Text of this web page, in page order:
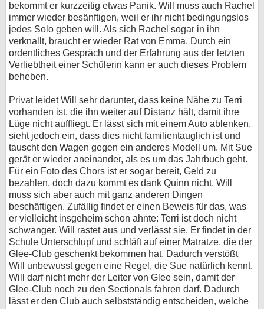
bekommt er kurzzeitig etwas Panik. Will muss auch Rachel
immer wieder besänftigen, weil er ihr nicht bedingungslos
jedes Solo geben will. Als sich Rachel sogar in ihn
verknallt, braucht er wieder Rat von Emma. Durch ein
ordentliches Gespräch und der Erfahrung aus der letzten
Verliebtheit einer Schülerin kann er auch dieses Problem
beheben.
Privat leidet Will sehr darunter, dass keine Nähe zu Terri
vorhanden ist, die ihn weiter auf Distanz hält, damit ihre
Lüge nicht auffliegt. Er lässt sich mit einem Auto ablenken,
sieht jedoch ein, dass dies nicht familientauglich ist und
tauscht den Wagen gegen ein anderes Modell um. Mit Sue
gerät er wieder aneinander, als es um das Jahrbuch geht.
Für ein Foto des Chors ist er sogar bereit, Geld zu
bezahlen, doch dazu kommt es dank Quinn nicht. Will
muss sich aber auch mit ganz anderen Dingen
beschäftigen. Zufällig findet er einen Beweis für das, was
er vielleicht insgeheim schon ahnte: Terri ist doch nicht
schwanger. Will rastet aus und verlässt sie. Er findet in der
Schule Unterschlupf und schläft auf einer Matratze, die der
Glee-Club geschenkt bekommen hat. Dadurch verstößt
Will unbewusst gegen eine Regel, die Sue natürlich kennt.
Will darf nicht mehr der Leiter von Glee sein, damit der
Glee-Club noch zu den Sectionals fahren darf. Dadurch
lässt er den Club auch selbstständig entscheiden, welche